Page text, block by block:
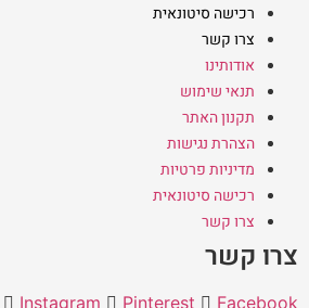
רכישה סיטונאית
צרו קשר
אודותינו
תנאי שימוש
תקנון האתר
הצהרת נגישות
מדיניות פרטיות
רכישה סיטונאית
צרו קשר
צרו קשר
Instagram Pinterest Facebook